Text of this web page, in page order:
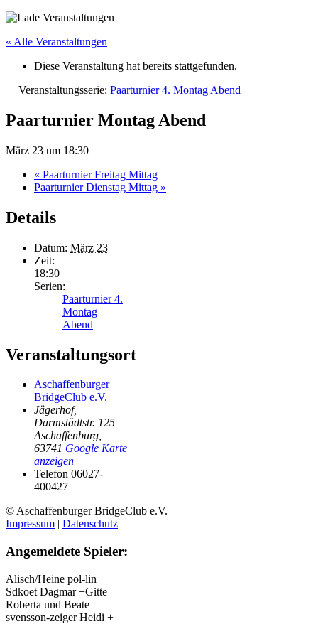
« Alle Veranstaltungen
Diese Veranstaltung hat bereits stattgefunden.
Veranstaltungsserie: Paarturnier 4. Montag Abend
Paarturnier Montag Abend
März 23 um 18:30
« Paarturnier Freitag Mittag
Paarturnier Dienstag Mittag »
Details
Datum: März 23
Zeit:
18:30
Serien:
Paarturnier 4.
Montag
Abend
Veranstaltungsort
Aschaffenburger
BridgeClub e.V.
Jägerhof,
Darmstädtstr. 125
Aschaffenburg,
63741 Google Karte
anzeigen
Telefon 06027-
400427
© Aschaffenburger BridgeClub e.V.
Impressum | Datenschutz
Angemeldete Spieler:
Alisch/Heine pol-lin
Sdkoet Dagmar +Gitte
Roberta und Beate
svensson-zeigerHeidi +